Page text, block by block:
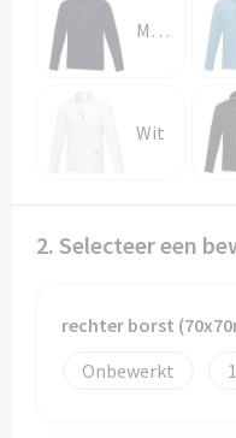
Promotietassen
Reistassen
Rugzakken
Marineblauw
Wit
2. Selecteer een
rechter borst
Onbewerkt
1